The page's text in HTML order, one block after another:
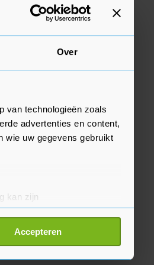
Over
van technologieën zoals
advertenties en content,
wie uw gegevens gebruikt
kan zijn
detailgedeelte
Accepteren